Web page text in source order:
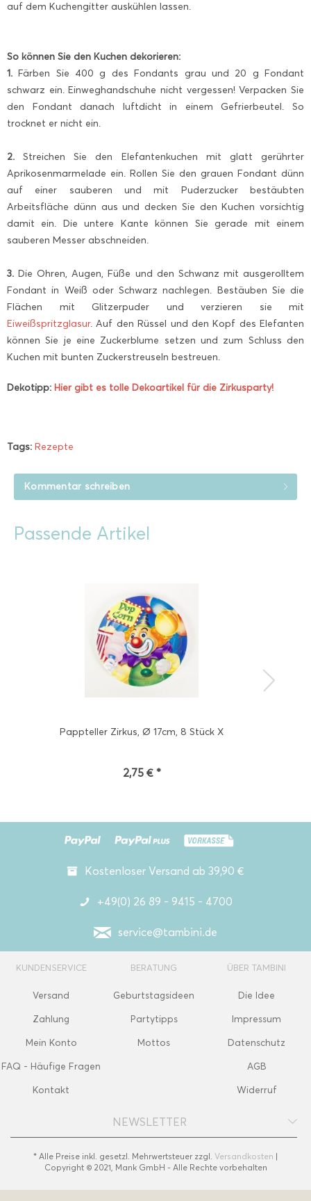
auf dem Kuchengitter auskühlen lassen.
So können Sie den Kuchen dekorieren:
1. Färben Sie 400 g des Fondants grau und 20 g Fondant
schwarz ein. Einweghandschuhe nicht vergessen! Verpacken Sie
den Fondant danach luftdicht in einem Gefrierbeutel. So
trocknet er nicht ein.
2.Streichen Sie den Elefantenkuchen mit glatt gerührter
Aprikosenmarmelade ein. Rollen Sie den grauen Fondant dünn
auf einer sauberen und mit Puderzucker bestäubten
Arbeitsfläche dünn aus und decken Sie den Kuchen vorsichtig
damit ein. Die untere Kante können Sie gerade mit einem
sauberen Messer abschneiden.
3.Die Ohren, Augen, Füße und den Schwanz mit ausgerolltem
Fondant in Weiß oder Schwarz nachlegen. Bestäuben Sie die
Flächen mit Glitzerpuder und verzieren sie mit
Eiweißspritzglasur. Auf den Rüssel und den Kopf des Elefanten
können Sie je eine Zuckerblume setzen und zum Schluss den
Kuchen mit bunten Zuckerstreuseln bestreuen.
Dekotipp: Hier gibt es tolle Dekoartikel für die Zirkusparty!
Tags: Rezepte
Kommentar schreiben
Passende Artikel
Pappteller Zirkus, Ø 17cm, 8 Stück X
2,75 € *
Kostenloser Versand ab 39,90 €
+49(0) 26 89 - 9415 - 4700
service@tambini.de
KUNDENSERVICE
Versand
Zahlung
Mein Konto
FAQ - Häufige Fragen
Kontakt
BERATUNG
Geburtstagsideen
Partytipps
Mottos
ÜBER TAMBINI
Die Idee
Impressum
Datenschutz
AGB
Widerruf
NEWSLETTER
* Alle Preise inkl. gesetzl. Mehrwertsteuer zzgl. Versandkosten |
Copyright © 2021, Mank GmbH - Alle Rechte vorbehalten